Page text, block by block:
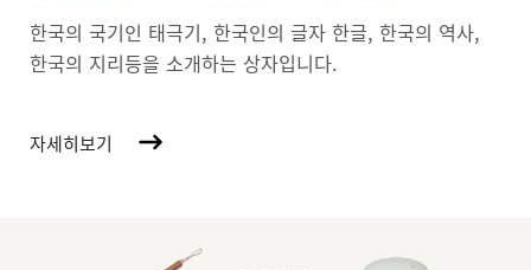
한국의 국기인 태극기, 한국인의 글자 한글, 한국의 역사,
한국의 지리등을 소개하는 상자입니다.
자세히보기